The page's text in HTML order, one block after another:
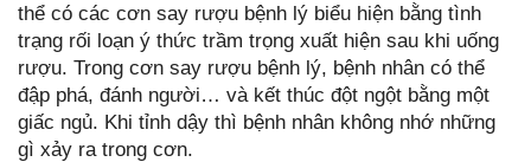
thể có các cơn say rượu bệnh lý biểu hiện bằng tình
trạng rối loạn ý thức trầm trọng xuất hiện sau khi uống
rượu. Trong cơn say rượu bệnh lý, bệnh nhân có thể
đập phá, đánh người… và kết thúc đột ngột bằng một
giấc ngủ. Khi tỉnh dậy thì bệnh nhân không nhớ những
gì xảy ra trong cơn.